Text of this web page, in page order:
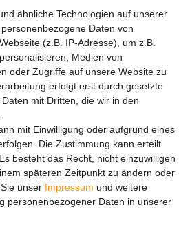
ähnliche Technologien auf unserer
Daten von
(z.B. IP-Adresse), um z.B.
Medien von
oder Zugriffe auf unsere Website zu
erfolgt erst durch gesetzte
mit Dritten, die wir in den
mit Einwilligung oder aufgrund eines
Die Zustimmung kann erteilt
besteht das Recht, nicht einzuwilligen
späteren Zeitpunkt zu ändern oder
unser Impressum und weitere
personenbezogener Daten in unserer